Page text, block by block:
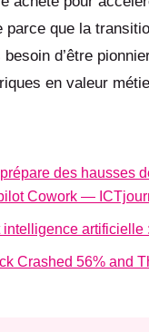
que la
d’être
en valeur
des hausses
Cowork —
intelligence
Crashed 56% and